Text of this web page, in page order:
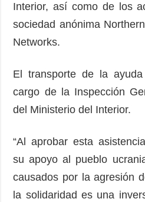
Interior, así como de los
sociedad anónima
Networks.
El transporte de la
cargo de la Inspección
del Ministerio del Interior.
“Al aprobar esta
su apoyo al pueblo
causados ​​por la agresión
la solidaridad es una